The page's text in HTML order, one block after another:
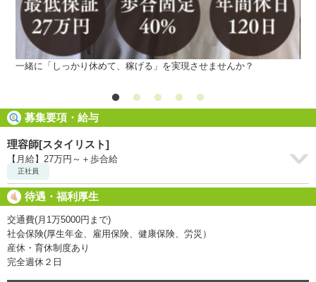
し一緒に「しっかり休めて、稼げる」を実現させませんか？
募集要項・給与
理容師[スタイリスト]
【月給】27万円～＋歩合給
正社員
待遇・福利厚生
交通費(月1万5000円まで)
社会保険(厚生年金、雇用保険、健康保険、労災）
産休・育休制度あり
完全週休２日